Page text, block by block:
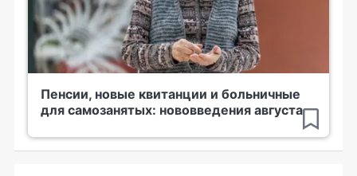
Пенсии, новые квитанции и больничные
для самозанятых: нововведения августа